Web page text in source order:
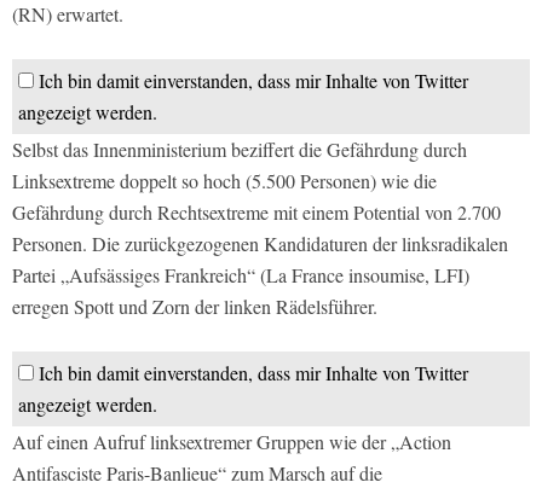
(RN) erwartet.
Ich bin damit einverstanden, dass mir Inhalte von Twitter
angezeigt werden.
Selbst das Innenministerium beziffert die Gefährdung durch
Linksextreme doppelt so hoch (5.500 Personen) wie die
Gefährdung durch Rechtsextreme mit einem Potential von 2.700
Personen. Die zurückgezogenen Kandidaturen der linksradikalen
Partei „Aufsässiges Frankreich“ (La France insoumise, LFI)
erregen Spott und Zorn der linken Rädelsführer.
Ich bin damit einverstanden, dass mir Inhalte von Twitter
angezeigt werden.
Auf einen Aufruf linksextremer Gruppen wie der „Action
Antifasciste Paris-Banlieue“ zum Marsch auf die